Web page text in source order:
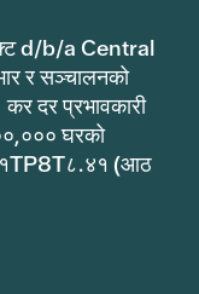
d/b/a Central
र सञ्चालनको
दर प्रभावकारी
घरको
१TP8T८.४१ (आठ